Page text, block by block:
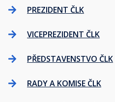
PREZIDENT ČLK
VICEPREZIDENT ČLK
PŘEDSTAVENSTVO ČLK
RADY A KOMISE ČLK